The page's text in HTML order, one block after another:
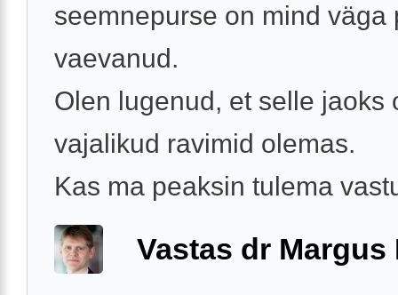
seemnepurse on mind väga
vaevanud.
Olen lugenud, et selle jaoks
vajalikud ravimid olemas.
Kas ma peaksin tulema
Vastas dr Margus